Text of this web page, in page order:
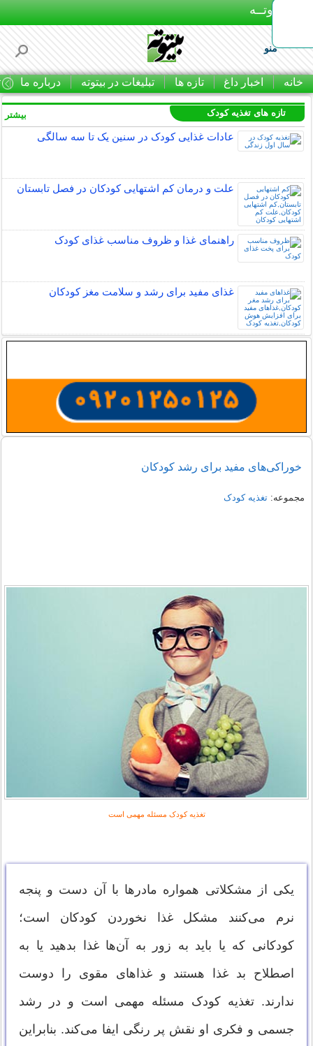
بـیتوتــه
منو
خانه اخبار داغ تازه ها تبلیغات در بیتوته درباره ما
تازه های تغذیه کودک
عادات غذایی کودک در سنین یک تا سه سالگی
علت و درمان کم اشتهایی کودکان در فصل تابستان
راهنمای غذا و ظروف مناسب غذای کودک
غذای مفید برای رشد و سلامت مغز کودکان
بیشتر
خوراکی‌های مفید برای رشد کودکان
مجموعه:تغذیه کودک
تغذیه کودک مسئله مهمی است
یکی از مشکلاتی همواره مادرها با آن دست و پنجه
نرم می‌کنند مشکل غذا نخوردن کودکان است؛
کودکانی که یا باید به زور به آن‌ها غذا بدهید یا به
اصطلاح بد غذا هستند و غذاهای مقوی را دوست
ندارند. تغذیه کودک مسئله مهمی است و در رشد
جسمی و فکری او نقش پر رنگی ایفا می‌کند. بنابراین